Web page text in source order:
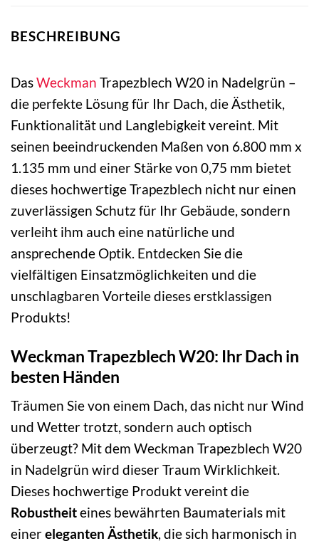
BESCHREIBUNG
DasWeckman Trapezblech W20 in Nadelgrün –
die perfekte Lösung für Ihr Dach, die Ästhetik,
Funktionalität und Langlebigkeit vereint. Mit
seinen beeindruckenden Maßen von 6.800 mm x
1.135 mm und einer Stärke von 0,75 mm bietet
dieses hochwertige Trapezblech nicht nur einen
zuverlässigen Schutz für Ihr Gebäude, sondern
verleiht ihm auch eine natürliche und
ansprechende Optik. Entdecken Sie die
vielfältigen Einsatzmöglichkeiten und die
unschlagbaren Vorteile dieses erstklassigen
Produkts!
Weckman Trapezblech W20: Ihr Dach in
besten Händen
Träumen Sie von einem Dach, das nicht nur Wind
und Wetter trotzt, sondern auch optisch
überzeugt? Mit dem Weckman Trapezblech W20
in Nadelgrün wird dieser Traum Wirklichkeit.
Dieses hochwertige Produkt vereint die
Robustheiteines bewährten Baumaterials mit
einereleganten Ästhetik, die sich harmonisch in